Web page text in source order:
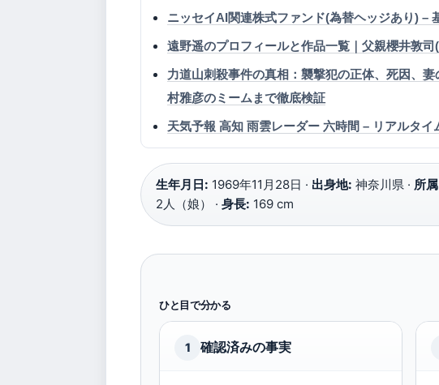
ニッセイAI関連株式ファンド(為替ヘッジあり) –
遠野遥のプロフィールと作品一覧｜父親櫻井敦
力道山刺殺事件の真相：襲撃犯の正体、死因、
村雅彦のミームまで徹底検証
天気予報 高知 雨雲レーダー 六時間 – リアルタ
生年月日: 1969年11月28日 · 出身地: 神奈川県 · 所
2人（娘） · 身長: 169 cm
ひと目で分かる
1 確認済みの事実